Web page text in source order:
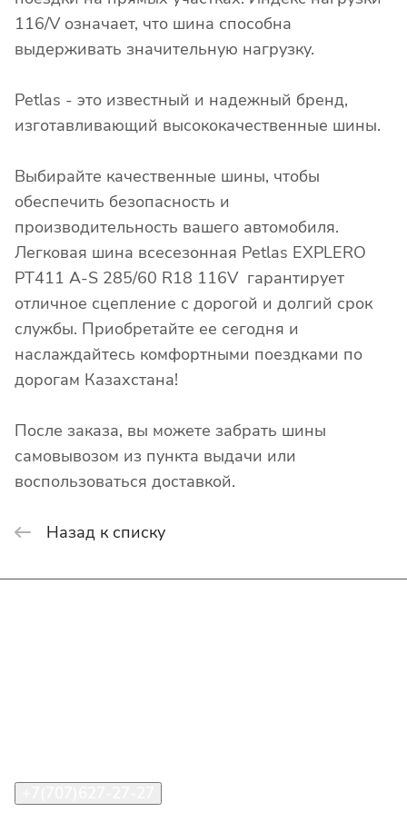
116/V означает, что шина способна
выдерживать значительную нагрузку.
Petlas - это известный и надежный бренд,
изготавливающий высококачественные шины.
Выбирайте качественные шины, чтобы
обеспечить безопасность и
производительность вашего автомобиля.
Легковая шина всесезонная Petlas EXPLERO
PT411 A-S 285/60 R18 116V гарантирует
отличное сцепление с дорогой и долгий срок
службы. Приобретайте ее сегодня и
наслаждайтесь комфортными поездками по
дорогам Казахстана!
После заказа, вы можете забрать шины
самовывозом из пункта выдачи или
воспользоваться доставкой.
Назад к списку